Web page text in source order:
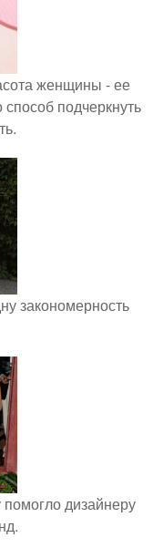
женщины - ее
подчеркнуть
закономерность
дизайнеру